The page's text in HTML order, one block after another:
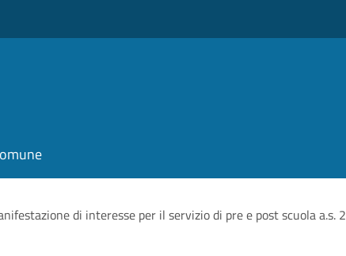
di interesse per il servizio di pre e post scuola